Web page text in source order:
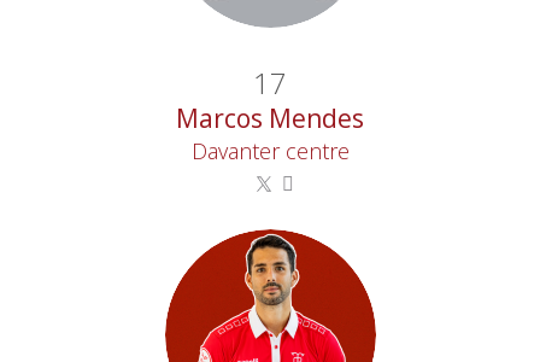
17
Marcos Mendes
Davanter centre